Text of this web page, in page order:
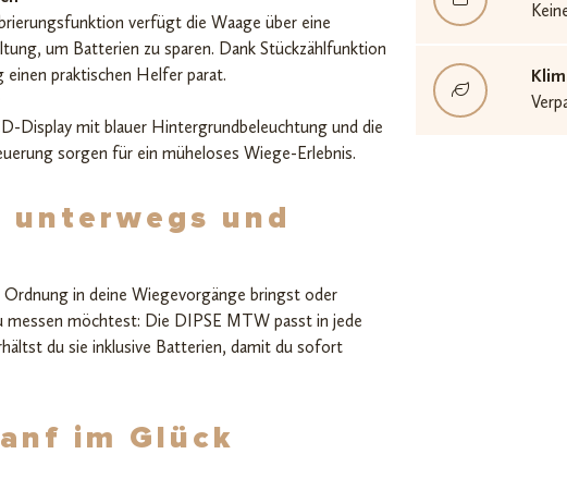
verfügt die Waage über eine
um Batterien zu sparen. Dank Stückzählfunktion
einen praktischen Helfer parat.
Display mit blauer Hintergrundbeleuchtung und die
sorgen für ein müheloses Wiege-Erlebnis.
und
in deine Wiegevorgänge bringst oder
messen möchtest: Die DIPSE MTW passt in jede
du sie inklusive Batterien, damit du sofort
im Glück